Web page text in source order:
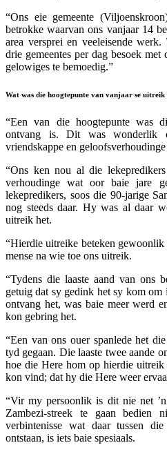
“Ons eie gemeente
betrokke waarvan ons vanjaar 14
area versprei en veeleisende
drie gemeentes per dag besoek
gelowiges te bemoedig.”
Wat was die hoogtepunte van vanjaar se
“Een van die hoogtepunte was
ontvang is. Dit was wonderlik
vriendskappe en
“Ons ken nou al die
verhoudinge wat oor baie jare
lekepredikers, soos die 90-jarige
nog steeds daar. Hy was al daar
uitreik het.
“Hierdie uitreike beteken
mense na wie toe ons uitreik.
“Tydens die laaste aand van ons
getuig dat sy gedink het sy kom om
ontvang het, was baie meer werd
kon gebring het.
“Een van ons ouer spanlede het
tyd gegaan. Die laaste twee aande
hoe die Here hom op hierdie
kon vind; dat hy die Here weer
“Vir my persoonlik is dit nie net
Zambezi-streek te gaan bedien
verbintenisse wat daar tussen
ontstaan, is iets baie spesiaals.